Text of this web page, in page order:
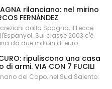
rilanciano: nel mirino
FERNÁNDEZ
dalla Spagna, il Lecce
Sul classe 2003 c'è
da due milioni di euro.
ripuliscono una casa
armi. VIA CON 7 FUCILI
del Capo, nel Sud Salento: